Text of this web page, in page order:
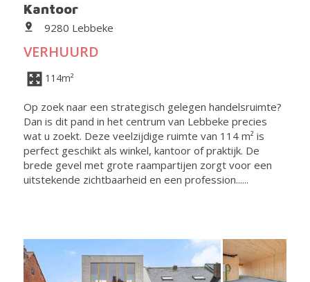
Kantoor
9280 Lebbeke
VERHUURD
114m²
Op zoek naar een strategisch gelegen handelsruimte?
Dan is dit pand in het centrum van Lebbeke precies
wat u zoekt. Deze veelzijdige ruimte van 114 m² is
perfect geschikt als winkel, kantoor of praktijk. De
brede gevel met grote raampartijen zorgt voor een
uitstekende zichtbaarheid en een profession......